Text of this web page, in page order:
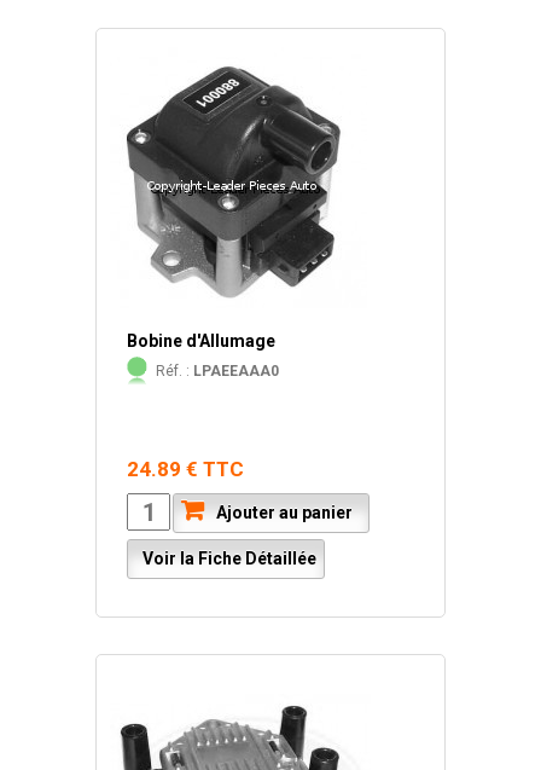
Bobine d'Allumage
Réf. : LPAEEAAA0
24.89 € TTC
Ajouter au panier
Voir la Fiche Détaillée